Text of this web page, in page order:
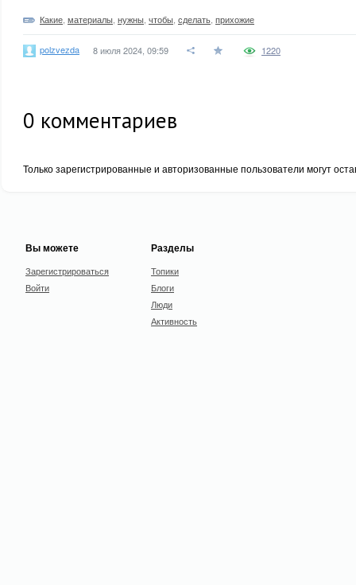
Какие материалы нужны чтобы сделать прихожие
polzvezda 8 июля 2024, 09:59 1220
0 комментариев
Только зарегистрированные и авторизованные пользователи могут
Вы можете
Зарегистрироваться
Войти
Разделы
Топики
Блоги
Люди
Активность